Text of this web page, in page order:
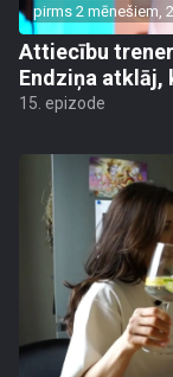
pirms 2 mēnešiem,
Attiecību
Endziņa atklāj,
15. epizode